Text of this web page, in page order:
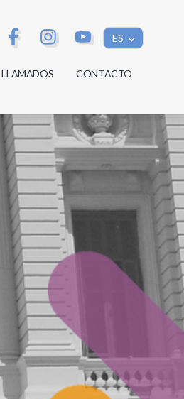
ES
LLAMADOS CONTACTO